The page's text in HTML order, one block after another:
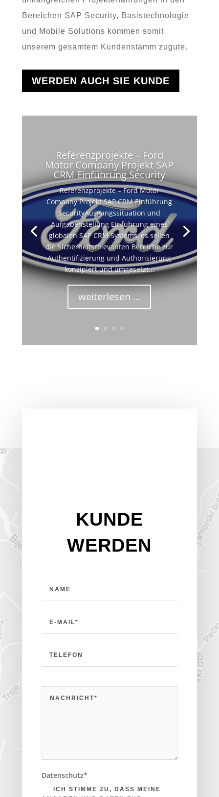
Bereichen SAP Security, Basistechnologie
und Mobile Solutions kommen somit
unserem gesamtem Kundenstamm zugute.
WERDEN AUCH SIE KUNDE
Referenzprojekte – Ford
Motor Company Projekt SAP
CRM Einführung Security
Referenzprojekte – Ford Motor
Company Projekt SAP CRM Einführung
SecurityAusgangssituation und
Aufgabenstellung Einführung eines
globalen SAP CRM Systems, es sollen
die Sicherheitsrelevanten Bereiche zur
Authentifizierung und Authorisierung
konzipiert und umgesetzt...
weiterlesen ...
KUNDE
WERDEN
Datenschutz*
ICH STIMME ZU, DASS MEINE